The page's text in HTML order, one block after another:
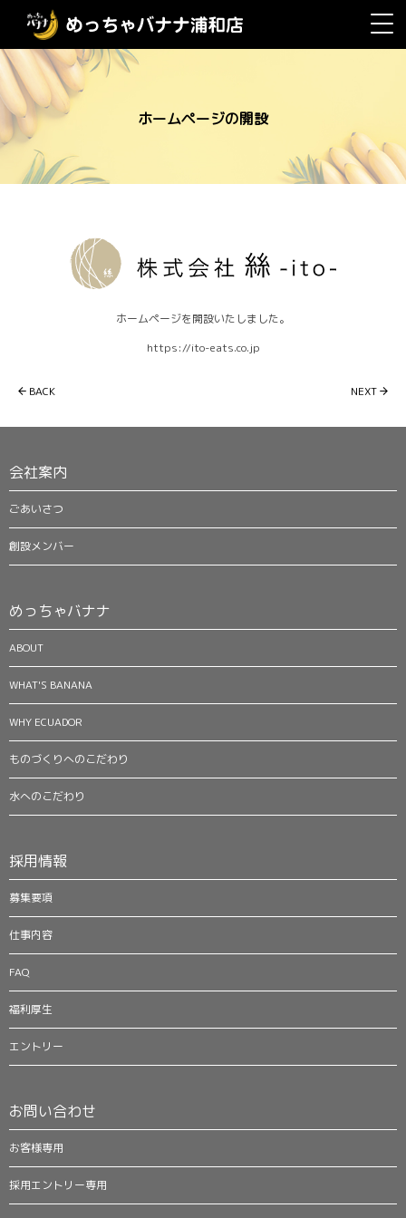
ホームページの開設
ホームページを開設いたしました。
https://ito-eats.co.jp
ビ
ー
シ
ョ
ン
BACK NEXT
会社案内
ごあいさつ
創設メンバー
めっちゃバナナ
ABOUT
WHAT'S BANANA
WHY ECUADOR
ものづくりへのこだわり
水へのこだわり
採用情報
募集要項
仕事内容
FAQ
福利厚生
エントリー
お問い合わせ
お客様専用
採用エントリー専用